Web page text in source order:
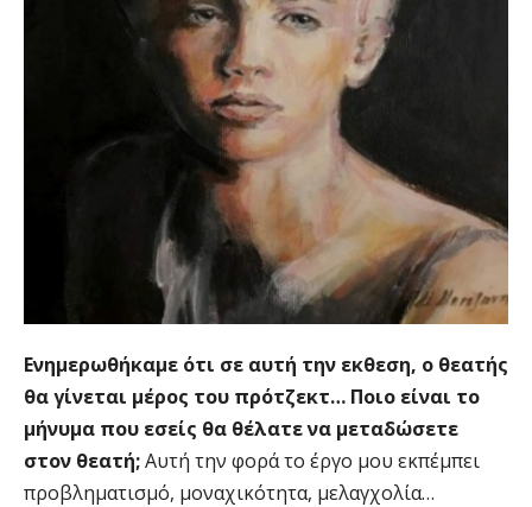
Ενημερωθήκαμε ότι σε αυτή την εκθεση, ο θεατής
θα γίνεται μέρος του πρότζεκτ… Ποιο είναι το
μήνυμα που εσείς θα θέλατε να μεταδώσετε
στον θεατή;Αυτή την φορά το έργο μου εκπέμπει
προβληματισμό, μοναχικότητα, μελαγχολία…